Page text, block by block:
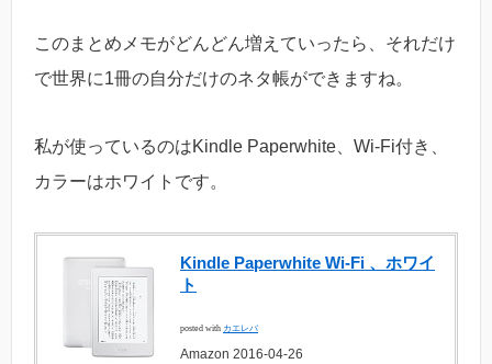
このまとめメモがどんどん増えていったら、それだけ
で世界に1冊の自分だけのネタ帳ができますね。
私が使っているのはKindle Paperwhite、Wi-Fi付き、
カラーはホワイトです。
Kindle Paperwhite Wi-Fi 、ホワイ
ト
posted with カエレバ
Amazon 2016-04-26